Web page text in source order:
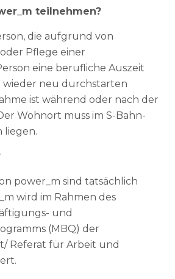
teilnehmen?
die aufgrund von
Pflege einer
eine berufliche Auszeit
neu durchstarten
ist während oder nach der
Wohnort muss im S-Bahn-
liegen.
power_m sind tatsächlich
wird im Rahmen des
und
(MBQ) der
Referat für Arbeit und